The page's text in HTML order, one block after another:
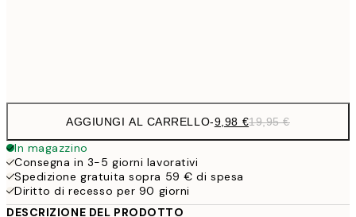
AGGIUNGI AL CARRELLO-9,98 €19,95 €
In magazzino
Consegna in 3-5 giorni lavorativi
Spedizione gratuita sopra 59 € di spesa
Diritto di recesso per 90 giorni
DESCRIZIONE DEL PRODOTTO